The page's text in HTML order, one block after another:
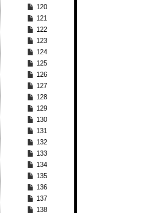
120
121
122
123
124
125
126
127
128
129
130
131
132
133
134
135
136
137
138